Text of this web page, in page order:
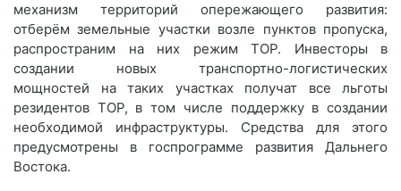
механизм территорий опережающего развития:
отберём земельные участки возле пунктов пропуска,
распространим на них режим ТОР. Инвесторы в
создании новых транспортно-логистических
мощностей на таких участках получат все льготы
резидентов ТОР, в том числе поддержку в создании
необходимой инфраструктуры. Средства для этого
предусмотрены в госпрограмме развития Дальнего
Востока.